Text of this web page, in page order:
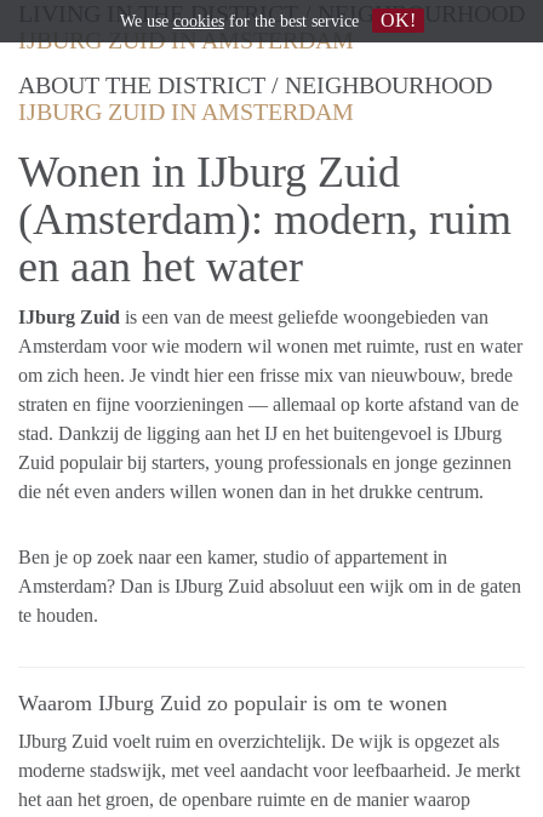
LIVING IN THE DISTRICT / NEIGHBOURHOOD
IJBURG ZUID IN AMSTERDAM
ABOUT THE DISTRICT / NEIGHBOURHOOD
IJBURG ZUID IN AMSTERDAM
Wonen in IJburg Zuid
(Amsterdam): modern, ruim
en aan het water
IJburg Zuid is een van de meest geliefde woongebieden van
Amsterdam voor wie modern wil wonen met ruimte, rust en water
om zich heen. Je vindt hier een frisse mix van nieuwbouw, brede
straten en fijne voorzieningen — allemaal op korte afstand van de
stad. Dankzij de ligging aan het IJ en het buitengevoel is IJburg
Zuid populair bij starters, young professionals en jonge gezinnen
die nét even anders willen wonen dan in het drukke centrum.
Ben je op zoek naar een kamer, studio of appartement in
Amsterdam? Dan is IJburg Zuid absoluut een wijk om in de gaten
te houden.
Waarom IJburg Zuid zo populair is om te wonen
IJburg Zuid voelt ruim en overzichtelijk. De wijk is opgezet als
moderne stadswijk, met veel aandacht voor leefbaarheid. Je merkt
het aan het groen, de openbare ruimte en de manier waarop
We use cookiesfor the best service OK!